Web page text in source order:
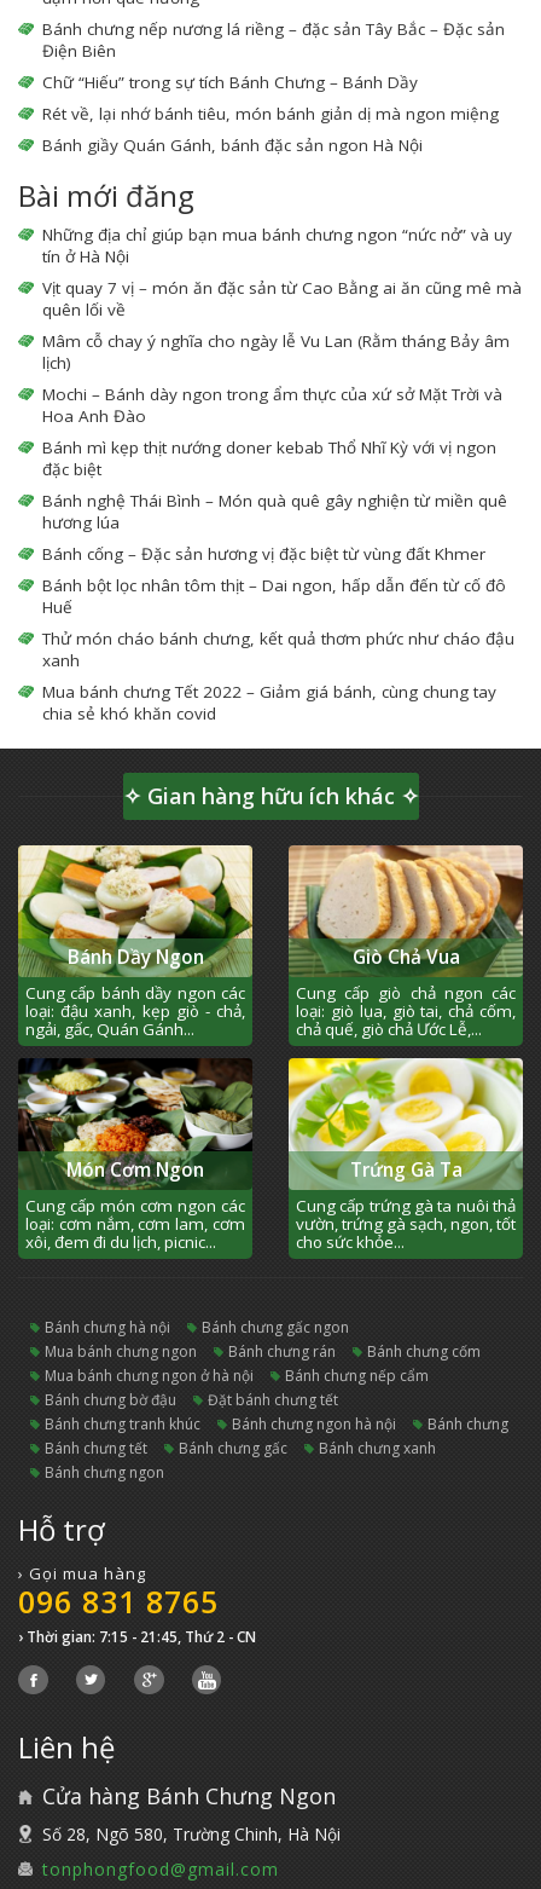
Bánh chưng nếp nương lá riềng – đặc sản Tây Bắc – Đặc sản
Điện Biên
Chữ “Hiếu” trong sự tích Bánh Chưng – Bánh Dầy
Rét về, lại nhớ bánh tiêu, món bánh giản dị mà ngon miệng
Bánh giầy Quán Gánh, bánh đặc sản ngon Hà Nội
Bài mới đăng
Những địa chỉ giúp bạn mua bánh chưng ngon “nức nở” và uy
tín ở Hà Nội
Vịt quay 7 vị – món ăn đặc sản từ Cao Bằng ai ăn cũng mê mà
quên lối về
Mâm cỗ chay ý nghĩa cho ngày lễ Vu Lan (Rằm tháng Bảy âm
lịch)
Mochi – Bánh dày ngon trong ẩm thực của xứ sở Mặt Trời và
Hoa Anh Đào
Bánh mì kẹp thịt nướng doner kebab Thổ Nhĩ Kỳ với vị ngon
đặc biệt
Bánh nghệ Thái Bình – Món quà quê gây nghiện từ miền quê
hương lúa
Bánh cống – Đặc sản hương vị đặc biệt từ vùng đất Khmer
Bánh bột lọc nhân tôm thịt – Dai ngon, hấp dẫn đến từ cố đô
Huế
Thử món cháo bánh chưng, kết quả thơm phức như cháo đậu
xanh
Mua bánh chưng Tết 2022 – Giảm giá bánh, cùng chung tay
chia sẻ khó khăn covid
✧ Gian hàng hữu ích khác ✧
Bánh Dầy Ngon
Cung cấp bánh dầy ngon các
loại: đậu xanh, kẹp giò - chả,
ngải, gấc, Quán Gánh...
Giò Chả Vua
Cung cấp giò chả ngon các
loại: giò lụa, giò tai, chả cốm,
chả quế, giò chả Ước Lễ,...
Món Cơm Ngon
Cung cấp món cơm ngon các
loại: cơm nắm, cơm lam, cơm
xôi, đem đi du lịch, picnic...
Trứng Gà Ta
Cung cấp trứng gà ta nuôi thả
vườn, trứng gà sạch, ngon, tốt
cho sức khỏe...
bánh chưng hà nội
bánh chưng gấc ngon
mua bánh chưng ngon
bánh chưng rán
bánh chưng cốm
mua bánh chưng ngon ở hà nội
bánh chưng nếp cẩm
bánh chưng bờ đậu
đặt bánh chưng tết
bánh chưng tranh khúc
bánh chưng ngon hà nội
bánh chưng
bánh chưng tết
bánh chưng gấc
bánh chưng xanh
bánh chưng ngon
Hỗ trợ
› Gọi mua hàng
096 831 8765
› Thời gian: 7:15 - 21:45, Thứ 2 - CN
Liên hệ
Cửa hàng Bánh Chưng Ngon
Số 28, Ngõ 580, Trường Chinh, Hà Nội
tonphongfood@gmail.com